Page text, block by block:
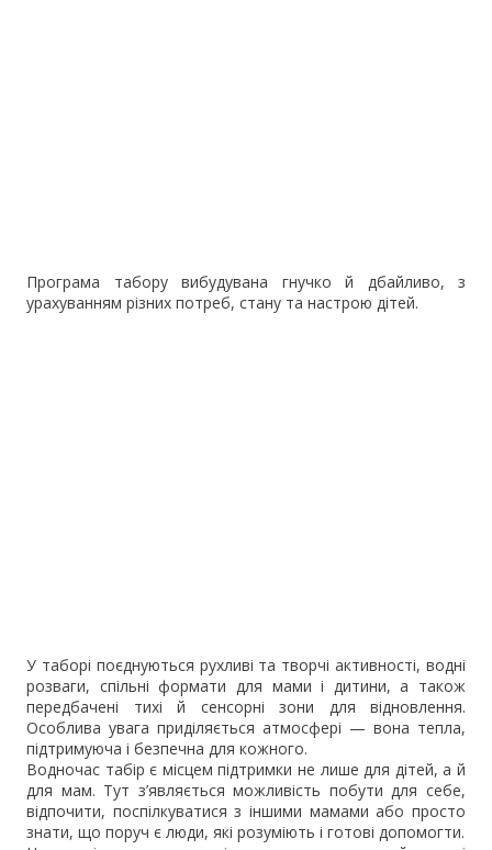
Програма табору вибудувана гнучко й дбайливо, з
урахуванням різних потреб, стану та настрою дітей.
У таборі поєднуються рухливі та творчі активності, водні
розваги, спільні формати для мами і дитини, а також
передбачені тихі й сенсорні зони для відновлення.
Особлива увага приділяється атмосфері — вона тепла,
підтримуюча і безпечна для кожного.
Водночас табір є місцем підтримки не лише для дітей, а й
для мам. Тут з’являється можливість побути для себе,
відпочити, поспілкуватися з іншими мамами або просто
знати, що поруч є люди, які розуміють і готові допомогти.